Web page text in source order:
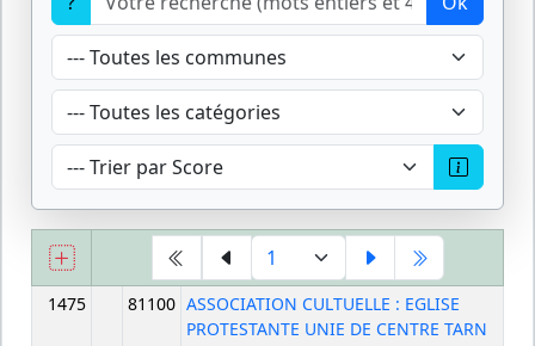
1475 81100 ASSOCIATION CULTUELLE : EGLISE
PROTESTANTE UNIE DE CENTRE TARN